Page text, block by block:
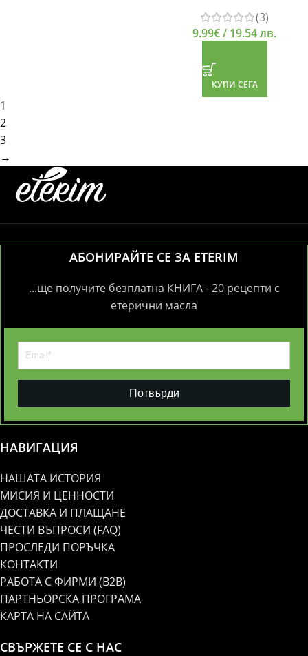
(3)
9.99€/ 19.54 лв.
КУПИ СЕГА
1
2
3
→
АБОНИРАЙТЕ СЕ ЗА ETERIM
...ще получите безплатна КНИГА - 20 рецепти с
етерични масла
Потвърди
НАВИГАЦИЯ
НАШАТА ИСТОРИЯ
МИСИЯ И ЦЕННОСТИ
ДОСТАВКА И ПЛАЩАНЕ
ЧЕСТИ ВЪПРОСИ (FAQ)
ПРОСЛЕДИ ПОРЪЧКА
КОНТАКТИ
РАБОТА С ФИРМИ (B2B)
ПАРТНЬОРСКА ПРОГРАМА
КАРТА НА САЙТА
СВЪРЖЕТЕ СЕ С НАС